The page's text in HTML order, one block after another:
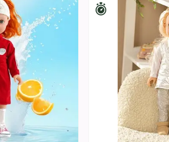
Залишилось 4